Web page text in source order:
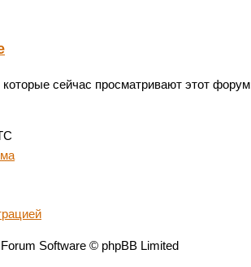
сейчас просматривают этот
Software © phpBB Limited